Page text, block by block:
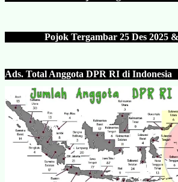
Pojok Tergambar 25 Des 2025
Ads. Total Anggota DPR RI di Indonesia